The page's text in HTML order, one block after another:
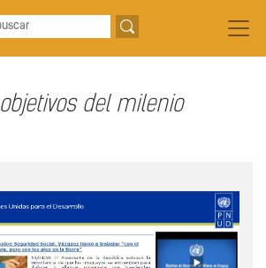
objetivos del milenio